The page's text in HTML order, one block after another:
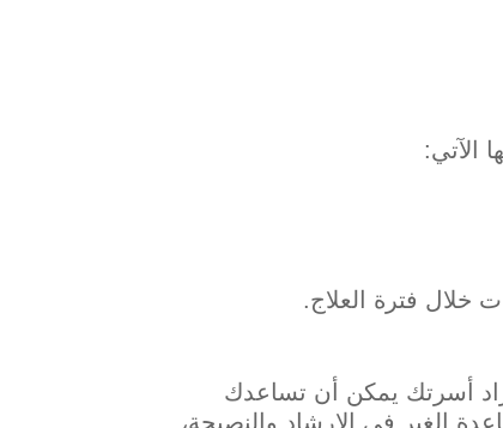
الآتي:
خلال فترة العلاج.
أسرتك يمكن أن تساعدك
الغير في الإرشاد والنصيحة،